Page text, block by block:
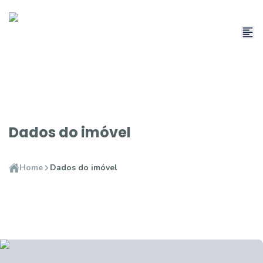
Dados do imóvel
Home Dados do imóvel